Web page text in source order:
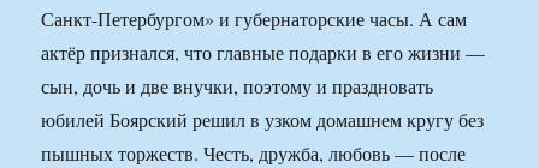
Санкт-Петербургом» и губернаторские часы. А сам
актёр признался, что главные подарки в его жизни —
сын, дочь и две внучки, поэтому и праздновать
юбилей Боярский решил в узком домашнем кругу без
пышных торжеств. Честь, дружба, любовь — после